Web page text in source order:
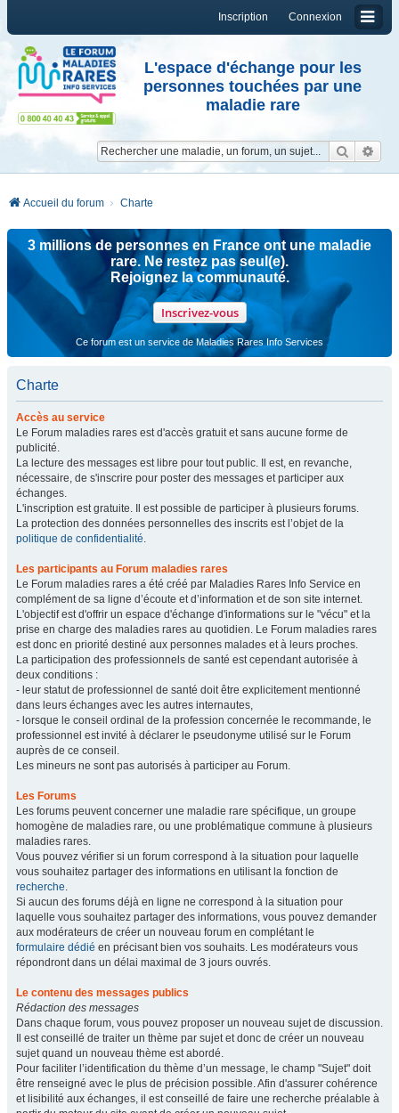
Connexion
Inscription
L'espace d'échange pour les
personnes touchées par une
maladie rare
Accueil du forum Charte
3 millions de personnes en France ont une maladie
rare. Ne restez pas seul(e).
Rejoignez la communauté.
Inscrivez-vous
Ce forum est un service de Maladies Rares Info Services
Charte
Accès au service
Le Forum maladies rares est d'accès gratuit et sans aucune forme de
publicité.
La lecture des messages est libre pour tout public. Il est, en revanche,
nécessaire, de s'inscrire pour poster des messages et participer aux
échanges.
L'inscription est gratuite. Il est possible de participer à plusieurs forums.
La protection des données personnelles des inscrits est l’objet de la
politique de confidentialité.
Les participants au Forum maladies rares
Le Forum maladies rares a été créé par Maladies Rares Info Service en
complément de sa ligne d’écoute et d’information et de son site internet.
L'objectif est d'offrir un espace d'échange d'informations sur le "vécu" et la
prise en charge des maladies rares au quotidien. Le Forum maladies rares
est donc en priorité destiné aux personnes malades et à leurs proches.
La participation des professionnels de santé est cependant autorisée à
deux conditions :
- leur statut de professionnel de santé doit être explicitement mentionné
dans leurs échanges avec les autres internautes,
- lorsque le conseil ordinal de la profession concernée le recommande, le
professionnel est invité à déclarer le pseudonyme utilisé sur le Forum
auprès de ce conseil.
Les mineurs ne sont pas autorisés à participer au Forum.
Les Forums
Les forums peuvent concerner une maladie rare spécifique, un groupe
homogène de maladies rare, ou une problématique commune à plusieurs
maladies rares.
Vous pouvez vérifier si un forum correspond à la situation pour laquelle
vous souhaitez partager des informations en utilisant la fonction de
recherche.
Si aucun des forums déjà en ligne ne correspond à la situation pour
laquelle vous souhaitez partager des informations, vous pouvez demander
aux modérateurs de créer un nouveau forum en complétant le
formulaire dédié en précisant bien vos souhaits. Les modérateurs vous
répondront dans un délai maximal de 3 jours ouvrés.
Le contenu des messages publics
Rédaction des messages
Dans chaque forum, vous pouvez proposer un nouveau sujet de discussion.
Il est conseillé de traiter un thème par sujet et donc de créer un nouveau
sujet quand un nouveau thème est abordé.
Pour faciliter l’identification du thème d’un message, le champ "Sujet" doit
être renseigné avec le plus de précision possible. Afin d'assurer cohérence
et lisibilité aux échanges, il est conseillé de faire une recherche préalable à